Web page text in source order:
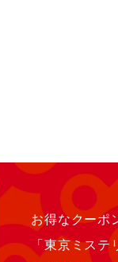
お得なクーポ
「東京ミス